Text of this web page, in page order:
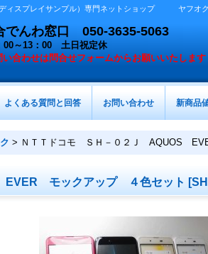
ディスプレイサンプル）専門ネットショップ ヤフオ
でんわ窓口 050-3635-5063
00～13：00 土日祝定休
い合わせは問合せフォームからお願いいたします
よくある質問と回答 お問い合わせ 新商品
> ＮＴＴドコモ ＳＨ－０２Ｊ AQUOS
モックアップ ４色セット [